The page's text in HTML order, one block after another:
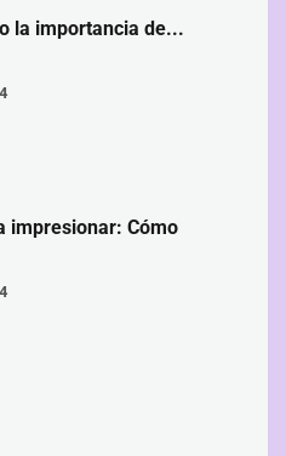
la importancia de...
impresionar: Cómo